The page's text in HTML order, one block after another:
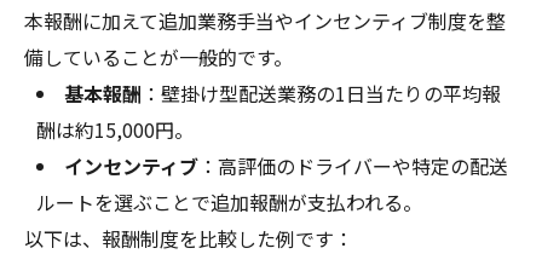
本報酬に加えて追加業務手当やインセンティブ制度を整
備していることが一般的です。
基本報酬 ：壁掛け型配送業務の1日当たりの平均報
酬は約15,000円。
インセンティブ：高評価のドライバーや特定の配送
ルートを選ぶことで追加報酬が支払われる。
以下は、報酬制度を比較した例です：